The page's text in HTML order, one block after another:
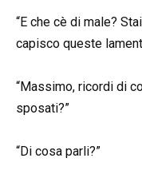
“E che cè di male?
capisco queste
“Massimo, ricordi di
sposati?”
“Di cosa parli?”